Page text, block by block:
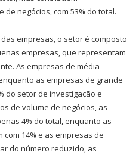
negócios, com 53% do total.
empresas, o setor é composto
empresas, que representam
As empresas de média
as empresas de grande
do setor de investigação e
de volume de negócios, as
4% do total, enquanto as
14% e as empresas de
do número reduzido, as